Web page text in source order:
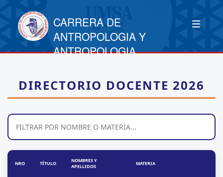
CARRERA DE
ANTROPOLOGIA Y
ANTROPOLOGIA
DIRECTORIO DOCENTE 2026
NRO TÍTULO
NOMBRES Y
APELLIDOS
MATERIA